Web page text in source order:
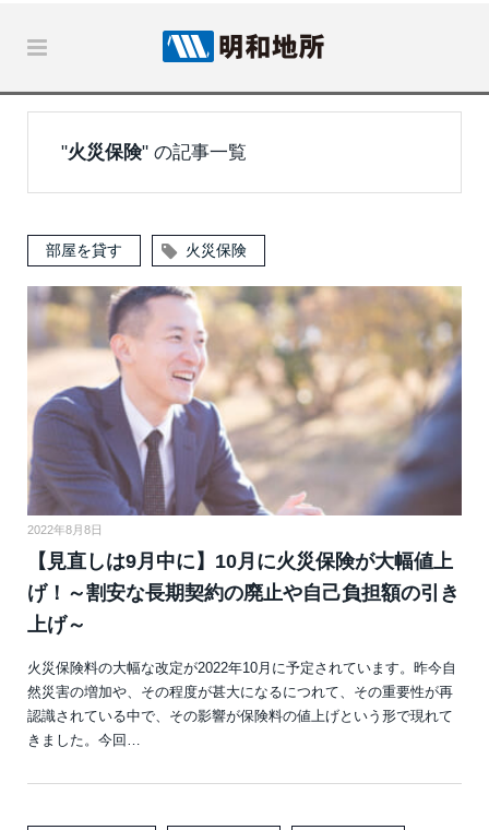
"火災保険" の記事一覧
部屋を貸す 火災保険
2022年8月8日
【見直しは9月中に】10月に火災保険が大幅値上
げ！～割安な長期契約の廃止や自己負担額の引き
上げ～
火災保険料の大幅な改定が2022年10月に予定されています。昨今自
然災害の増加や、その程度が甚大になるにつれて、その重要性が再
認識されている中で、その影響が保険料の値上げという形で現れて
きました。今回…